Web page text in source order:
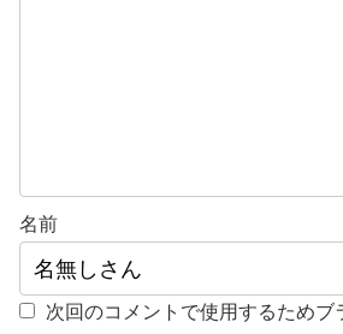
名前
次回のコメントで使用するためブ